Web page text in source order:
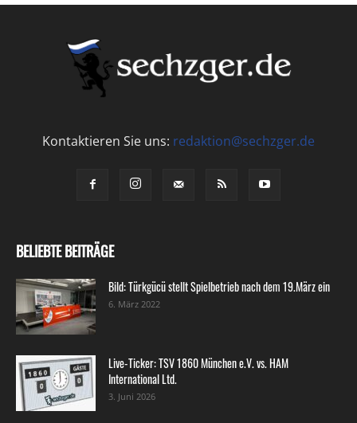
Kontaktieren Sie uns: redaktion@sechzger.de
BELIEBTE BEITRÄGE
Bild: Türkgücü stellt Spielbetrieb nach dem 19.März ein
6. März 2022
Live-Ticker: TSV 1860 München e.V. vs. HAM
International Ltd.
3. Juni 2026